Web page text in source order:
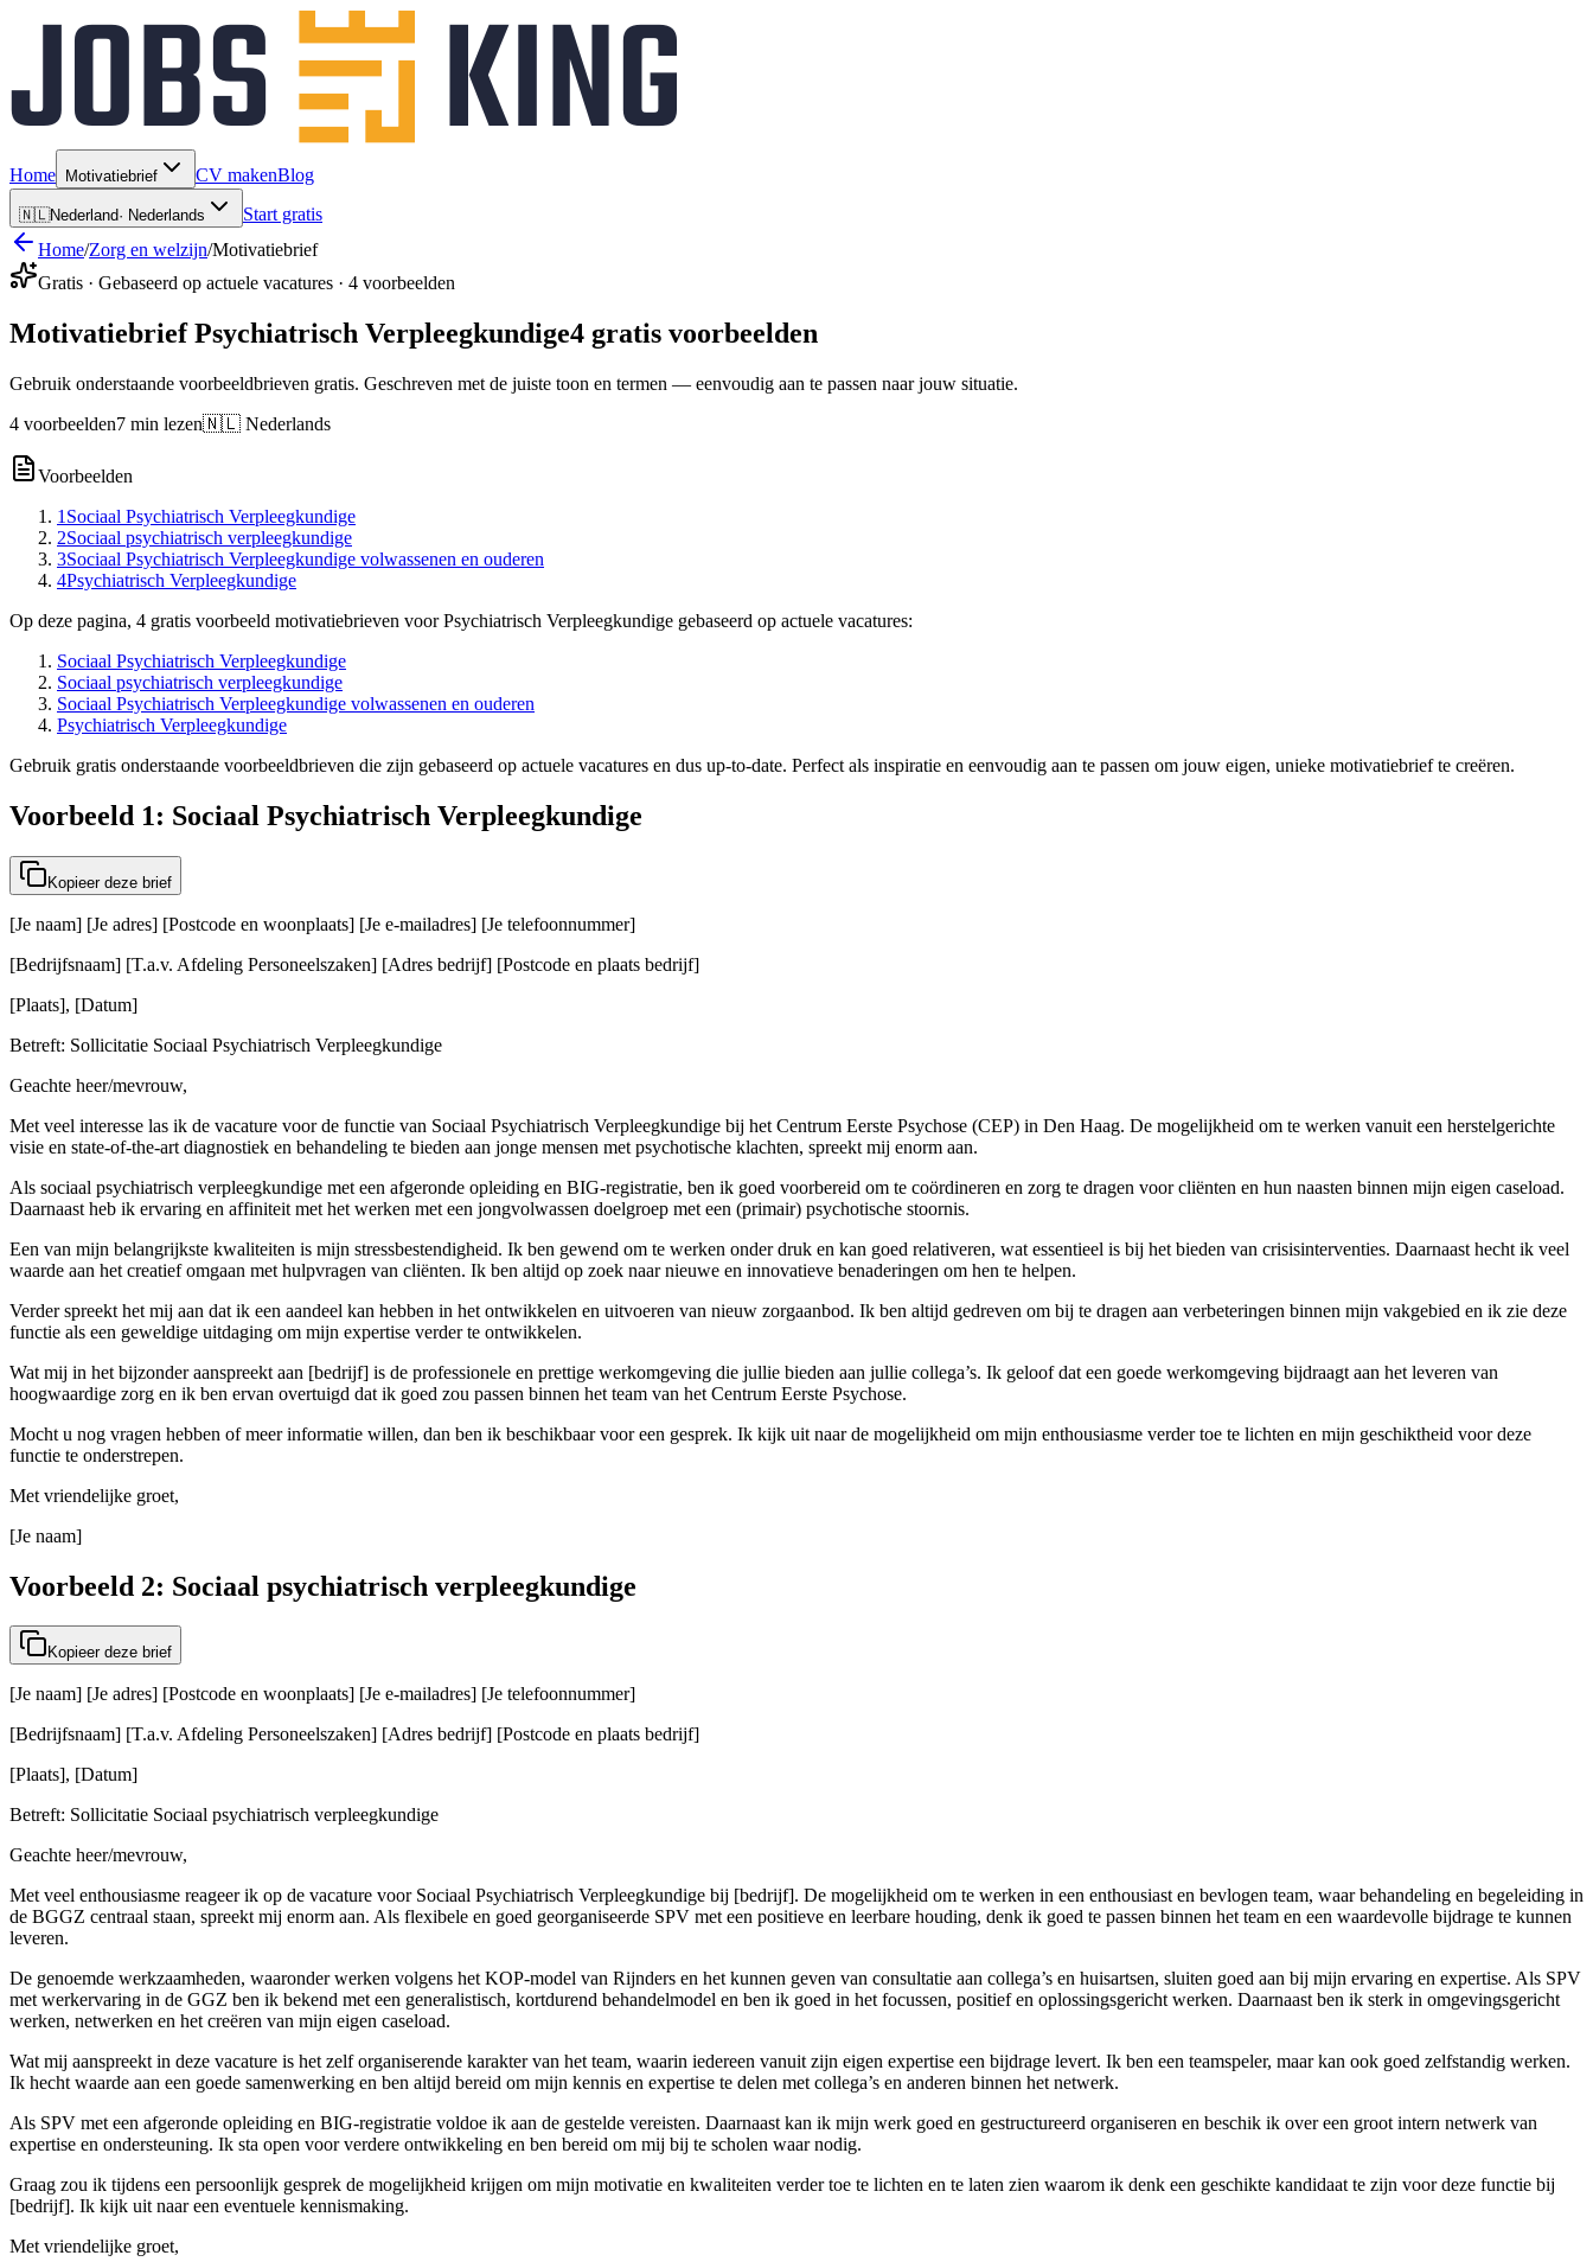
Home Motivatiebrief CV makenBlog
🇳🇱Nederland· Nederlands
Start gratis
Home/Zorg en welzijn/Motivatiebrief
Gratis · Gebaseerd op actuele vacatures · 4 voorbeelden
Motivatiebrief Psychiatrisch Verpleegkundige4 gratis voorbeelden
Gebruik onderstaande voorbeeldbrieven gratis. Geschreven met de juiste toon en termen — eenvoudig aan te passen naar jouw situatie.
4 voorbeelden7 min lezen🇳🇱 Nederlands
Voorbeelden
1 Sociaal Psychiatrisch Verpleegkundige
2Sociaal psychiatrisch verpleegkundige
3Sociaal Psychiatrisch Verpleegkundige volwassenen en ouderen
4Psychiatrisch Verpleegkundige
Op deze pagina, 4 gratis voorbeeld motivatiebrieven voor Psychiatrisch Verpleegkundige gebaseerd op actuele vacatures:
Sociaal Psychiatrisch Verpleegkundige
Sociaal psychiatrisch verpleegkundige
Sociaal Psychiatrisch Verpleegkundige volwassenen en ouderen
Psychiatrisch Verpleegkundige
Gebruik gratis onderstaande voorbeeldbrieven die zijn gebaseerd op actuele vacatures en dus up-to-date. Perfect als inspiratie en eenvoudig aan te passen om jouw eigen, unieke motivatiebrief te creëren.
Voorbeeld 1: Sociaal Psychiatrisch Verpleegkundige
Kopieer deze brief
[Je naam] [Je adres] [Postcode en woonplaats] [Je e-mailadres] [Je telefoonnummer]
[Bedrijfsnaam] [T.a.v. Afdeling Personeelszaken] [Adres bedrijf] [Postcode en plaats bedrijf]
[Plaats], [Datum]
Betreft: Sollicitatie Sociaal Psychiatrisch Verpleegkundige
Geachte heer/mevrouw,
Met veel interesse las ik de vacature voor de functie van Sociaal Psychiatrisch Verpleegkundige bij het Centrum Eerste Psychose (CEP) in Den Haag. De mogelijkheid om te werken vanuit een herstelgerichte
visie en state-of-the-art diagnostiek en behandeling te bieden aan jonge mensen met psychotische klachten, spreekt mij enorm aan.
Als sociaal psychiatrisch verpleegkundige met een afgeronde opleiding en BIG-registratie, ben ik goed voorbereid om te coördineren en zorg te dragen voor cliënten en hun naasten binnen mijn eigen caseload.
Daarnaast heb ik ervaring en affiniteit met het werken met een jongvolwassen doelgroep met een (primair) psychotische stoornis.
Een van mijn belangrijkste kwaliteiten is mijn stressbestendigheid. Ik ben gewend om te werken onder druk en kan goed relativeren, wat essentieel is bij het bieden van crisisinterventies. Daarnaast hecht ik veel
waarde aan het creatief omgaan met hulpvragen van cliënten. Ik ben altijd op zoek naar nieuwe en innovatieve benaderingen om hen te helpen.
Verder spreekt het mij aan dat ik een aandeel kan hebben in het ontwikkelen en uitvoeren van nieuw zorgaanbod. Ik ben altijd gedreven om bij te dragen aan verbeteringen binnen mijn vakgebied en ik zie deze
functie als een geweldige uitdaging om mijn expertise verder te ontwikkelen.
Wat mij in het bijzonder aanspreekt aan [bedrijf] is de professionele en prettige werkomgeving die jullie bieden aan jullie collega’s. Ik geloof dat een goede werkomgeving bijdraagt aan het leveren van
hoogwaardige zorg en ik ben ervan overtuigd dat ik goed zou passen binnen het team van het Centrum Eerste Psychose.
Mocht u nog vragen hebben of meer informatie willen, dan ben ik beschikbaar voor een gesprek. Ik kijk uit naar de mogelijkheid om mijn enthousiasme verder toe te lichten en mijn geschiktheid voor deze
functie te onderstrepen.
Met vriendelijke groet,
[Je naam]
Voorbeeld 2: Sociaal psychiatrisch verpleegkundige
Kopieer deze brief
[Je naam] [Je adres] [Postcode en woonplaats] [Je e-mailadres] [Je telefoonnummer]
[Bedrijfsnaam] [T.a.v. Afdeling Personeelszaken] [Adres bedrijf] [Postcode en plaats bedrijf]
[Plaats], [Datum]
Betreft: Sollicitatie Sociaal psychiatrisch verpleegkundige
Geachte heer/mevrouw,
Met veel enthousiasme reageer ik op de vacature voor Sociaal Psychiatrisch Verpleegkundige bij [bedrijf]. De mogelijkheid om te werken in een enthousiast en bevlogen team, waar behandeling en begeleiding in
de BGGZ centraal staan, spreekt mij enorm aan. Als flexibele en goed georganiseerde SPV met een positieve en leerbare houding, denk ik goed te passen binnen het team en een waardevolle bijdrage te kunnen
leveren.
De genoemde werkzaamheden, waaronder werken volgens het KOP-model van Rijnders en het kunnen geven van consultatie aan collega’s en huisartsen, sluiten goed aan bij mijn ervaring en expertise. Als SPV
met werkervaring in de GGZ ben ik bekend met een generalistisch, kortdurend behandelmodel en ben ik goed in het focussen, positief en oplossingsgericht werken. Daarnaast ben ik sterk in omgevingsgericht
werken, netwerken en het creëren van mijn eigen caseload.
Wat mij aanspreekt in deze vacature is het zelf organiserende karakter van het team, waarin iedereen vanuit zijn eigen expertise een bijdrage levert. Ik ben een teamspeler, maar kan ook goed zelfstandig werken.
Ik hecht waarde aan een goede samenwerking en ben altijd bereid om mijn kennis en expertise te delen met collega’s en anderen binnen het netwerk.
Als SPV met een afgeronde opleiding en BIG-registratie voldoe ik aan de gestelde vereisten. Daarnaast kan ik mijn werk goed en gestructureerd organiseren en beschik ik over een groot intern netwerk van
expertise en ondersteuning. Ik sta open voor verdere ontwikkeling en ben bereid om mij bij te scholen waar nodig.
Graag zou ik tijdens een persoonlijk gesprek de mogelijkheid krijgen om mijn motivatie en kwaliteiten verder toe te lichten en te laten zien waarom ik denk een geschikte kandidaat te zijn voor deze functie bij
[bedrijf]. Ik kijk uit naar een eventuele kennismaking.
Met vriendelijke groet,